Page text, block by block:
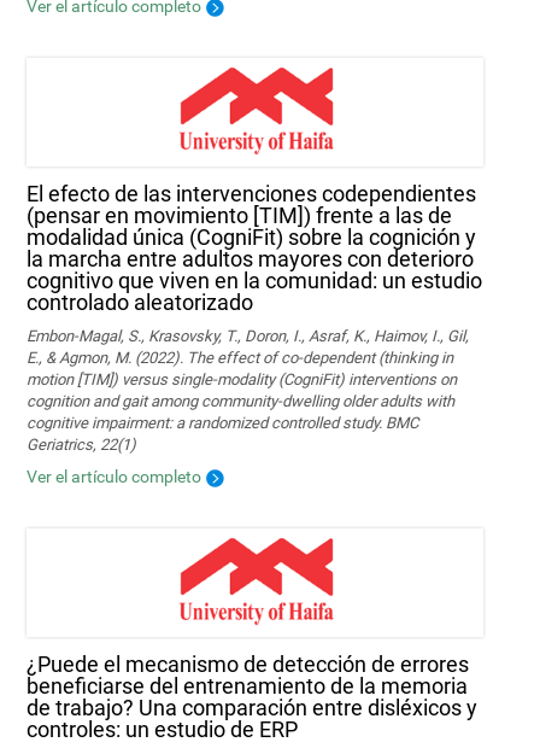
Ver el artículo completo
El efecto de las intervenciones codependientes
(pensar en movimiento [TIM]) frente a las de
modalidad única (CogniFit) sobre la cognición y
la marcha entre adultos mayores con deterioro
cognitivo que viven en la comunidad: un estudio
controlado aleatorizado
Embon-Magal, S., Krasovsky, T., Doron, I., Asraf, K., Haimov, I., Gil,
E., & Agmon, M. (2022). The effect of co-dependent (thinking in
motion [TIM]) versus single-modality (CogniFit) interventions on
cognition and gait among community-dwelling older adults with
cognitive impairment: a randomized controlled study. BMC
Geriatrics, 22(1)
Ver el artículo completo
¿Puede el mecanismo de detección de errores
beneficiarse del entrenamiento de la memoria
de trabajo? Una comparación entre disléxicos y
controles: un estudio de ERP